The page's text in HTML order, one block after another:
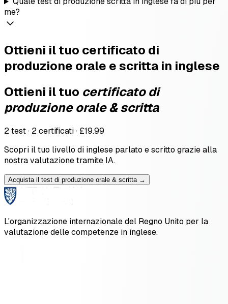
me?
Ottieni il tuo certificato di
produzione orale e scritta in inglese
Ottieni il tuo certificato di
produzione orale & scritta
2 test · 2 certificati · £19.99
Scopri il tuo livello di inglese parlato e scritto grazie alla
nostra valutazione tramite IA.
Acquista il test di produzione orale & scritta →
L'organizzazione internazionale del Regno Unito per la
valutazione delle competenze in inglese.